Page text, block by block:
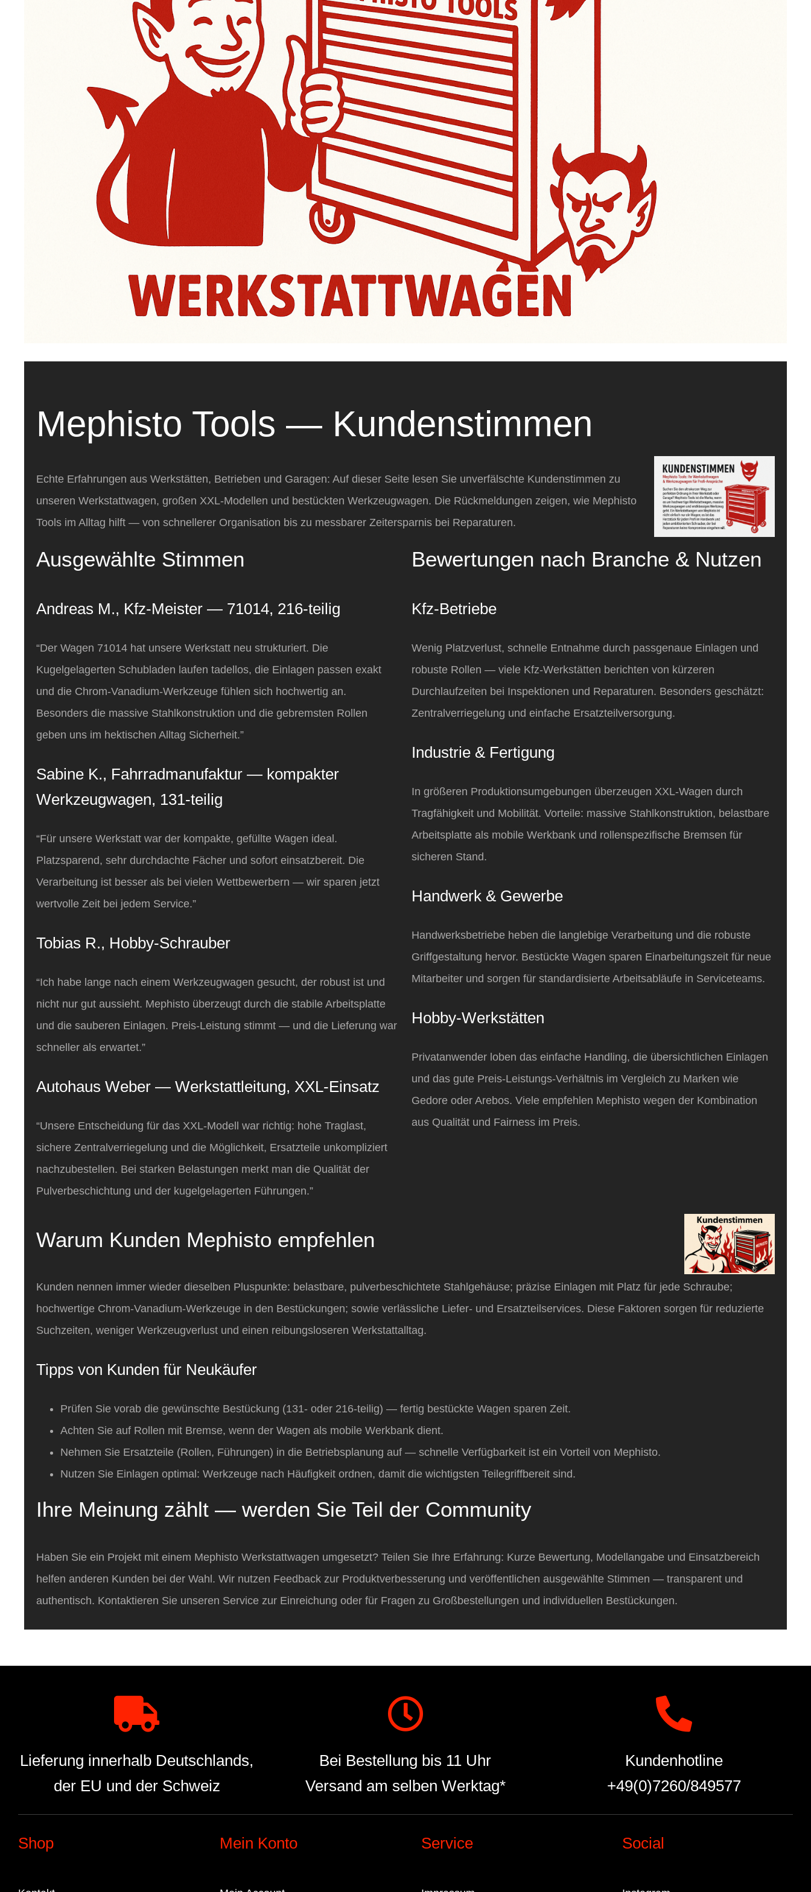
Mephisto Tools — Kundenstimmen
Echte Erfahrungen aus Werkstätten, Betrieben und Garagen: Auf dieser Seite lesen Sie unverfälschte Kundenstimmen zu
unseren Werkstattwagen, großen XXL‑Modellen und bestückten Werkzeugwagen. Die Rückmeldungen zeigen, wie Mephisto
Tools im Alltag hilft — von schnellerer Organisation bis zu messbarer Zeitersparnis bei Reparaturen.
Ausgewählte Stimmen
Andreas M., Kfz‑Meister — 71014, 216‑teilig
“Der Wagen 71014 hat unsere Werkstatt neu strukturiert. Die
Kugelgelagerten Schubladen laufen tadellos, die Einlagen passen exakt
und die Chrom‑Vanadium‑Werkzeuge fühlen sich hochwertig an.
Besonders die massive Stahlkonstruktion und die gebremsten Rollen
geben uns im hektischen Alltag Sicherheit.”
Sabine K., Fahrradmanufaktur — kompakter
Werkzeugwagen, 131‑teilig
“Für unsere Werkstatt war der kompakte, gefüllte Wagen ideal.
Platzsparend, sehr durchdachte Fächer und sofort einsatzbereit. Die
Verarbeitung ist besser als bei vielen Wettbewerbern — wir sparen jetzt
wertvolle Zeit bei jedem Service.”
Tobias R., Hobby‑Schrauber
“Ich habe lange nach einem Werkzeugwagen gesucht, der robust ist und
nicht nur gut aussieht. Mephisto überzeugt durch die stabile Arbeitsplatte
und die sauberen Einlagen. Preis‑Leistung stimmt — und die Lieferung war
schneller als erwartet.”
Autohaus Weber — Werkstattleitung, XXL‑Einsatz
“Unsere Entscheidung für das XXL‑Modell war richtig: hohe Traglast,
sichere Zentralverriegelung und die Möglichkeit, Ersatzteile unkompliziert
nachzubestellen. Bei starken Belastungen merkt man die Qualität der
Pulverbeschichtung und der kugelgelagerten Führungen.”
Bewertungen nach Branche & Nutzen
Kfz‑Betriebe
Wenig Platzverlust, schnelle Entnahme durch passgenaue Einlagen und
robuste Rollen — viele Kfz‑Werkstätten berichten von kürzeren
Durchlaufzeiten bei Inspektionen und Reparaturen. Besonders geschätzt:
Zentralverriegelung und einfache Ersatzteilversorgung.
Industrie & Fertigung
In größeren Produktionsumgebungen überzeugen XXL‑Wagen durch
Tragfähigkeit und Mobilität. Vorteile: massive Stahlkonstruktion, belastbare
Arbeitsplatte als mobile Werkbank und rollenspezifische Bremsen für
sicheren Stand.
Handwerk & Gewerbe
Handwerksbetriebe heben die langlebige Verarbeitung und die robuste
Griffgestaltung hervor. Bestückte Wagen sparen Einarbeitungszeit für neue
Mitarbeiter und sorgen für standardisierte Arbeitsabläufe in Serviceteams.
Hobby‑Werkstätten
Privatanwender loben das einfache Handling, die übersichtlichen Einlagen
und das gute Preis‑Leistungs‑Verhältnis im Vergleich zu Marken wie
Gedore oder Arebos. Viele empfehlen Mephisto wegen der Kombination
aus Qualität und Fairness im Preis.
Warum Kunden Mephisto empfehlen
Kunden nennen immer wieder dieselben Pluspunkte: belastbare, pulverbeschichtete Stahlgehäuse; präzise Einlagen mit Platz für jede Schraube;
hochwertige Chrom‑Vanadium‑Werkzeuge in den Bestückungen; sowieverl ässliche Liefer‑ und Ersatzteilservices. Diese Faktoren sorgen für reduzierte
Suchzeiten, weniger Werkzeugverlust und einen reibungsloseren Werkstattalltag.
Tipps von Kunden für Neukäufer
Prüfen Sie vorab die gewünschte Bestückung (131‑ oder 216‑teilig) — fertig bestückte Wagen sparen Zeit.
Achten Sie auf Rollen mit Bremse, wenn der Wagen als mobile Werkbank dient.
Nehmen Sie Ersatzteile (Rollen, Führungen) in die Betriebsplanung auf — schnelle Verfügbarkeit ist ein Vorteil von Mephisto.
Nutzen Sie Einlagen optimal: Werkzeuge nach Häufigkeit ordnen, damit die wichtigsten Teilegriffbereit sind.
Ihre Meinung zählt — werden Sie Teil der Community
Haben Sie ein Projekt mit einem Mephisto Werkstattwagen umgesetzt? Teilen Sie Ihre Erfahrung: Kurze Bewertung, Modellangabe und Einsatzbereich
helfen anderen Kunden bei der Wahl. Wir nutzen Feedback zur Produktverbesserung und veröffentlichen ausgewählte Stimmen — transparent und
authentisch. Kontaktieren Sie unseren Service zur Einreichung oder für Fragen zu Großbestellungen und individuellen Bestückungen.
Lieferung innerhalb Deutschlands,
der EU und der Schweiz
Bei Bestellung bis 11 Uhr
Versand am selben Werktag*
Kundenhotline
+49(0)7260/849577
Shop Mein Konto Service Social